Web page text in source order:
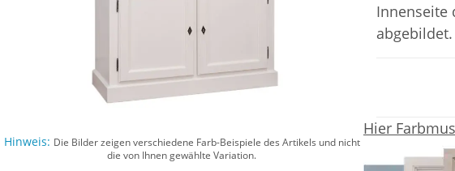
Hinweis: Die Bilder zeigen verschiedene Farb-Beispiele des Artikels und nicht
die von Ihnen gewählte Variation.
Innenseite
abgebildet.
Hier